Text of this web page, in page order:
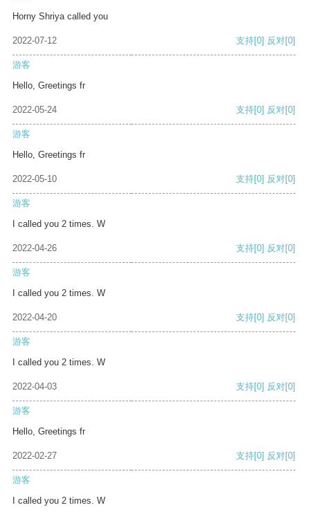
Horny Shriya called you
2022-07-12 支持[0] 反对[0]
游客
Hello, Greetings fr
2022-05-24 支持[0] 反对[0]
游客
Hello, Greetings fr
2022-05-10 支持[0] 反对[0]
游客
I called you 2 times. W
2022-04-26 支持[0] 反对[0]
游客
I called you 2 times. W
2022-04-20 支持[0] 反对[0]
游客
I called you 2 times. W
2022-04-03 支持[0] 反对[0]
游客
Hello, Greetings fr
2022-02-27 支持[0] 反对[0]
游客
I called you 2 times. W